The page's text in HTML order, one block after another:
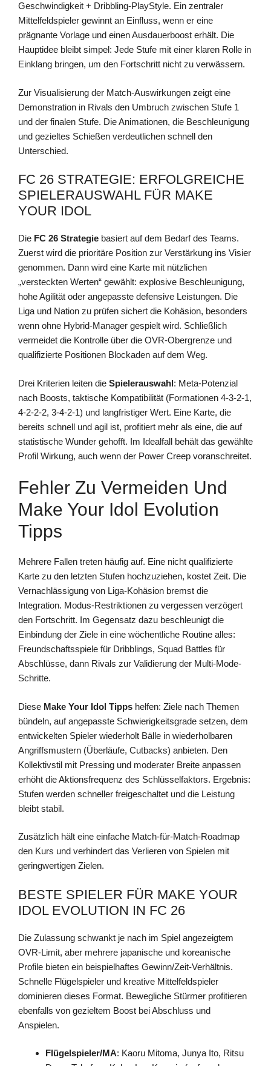
Geschwindigkeit + Dribbling-PlayStyle. Ein zentraler
Mittelfeldspieler gewinnt an Einfluss, wenn er eine
prägnante Vorlage und einen Ausdauerboost erhält. Die
Hauptidee bleibt simpel: Jede Stufe mit einer klaren Rolle in
Einklang bringen, um den Fortschritt nicht zu verwässern.
Zur Visualisierung der Match-Auswirkungen zeigt eine
Demonstration in Rivals den Umbruch zwischen Stufe 1
und der finalen Stufe. Die Animationen, die Beschleunigung
und gezieltes Schießen verdeutlichen schnell den
Unterschied.
FC 26 STRATEGIE: ERFOLGREICHE
SPIELERAUSWAHL FÜR MAKE
YOUR IDOL
Die FC 26 Strategie basiert auf dem Bedarf des Teams.
Zuerst wird die prioritäre Position zur Verstärkung ins Visier
genommen. Dann wird eine Karte mit nützlichen
„versteckten Werten“ gewählt: explosive Beschleunigung,
hohe Agilität oder angepasste defensive Leistungen. Die
Liga und Nation zu prüfen sichert die Kohäsion, besonders
wenn ohne Hybrid-Manager gespielt wird. Schließlich
vermeidet die Kontrolle über die OVR-Obergrenze und
qualifizierte Positionen Blockaden auf dem Weg.
Drei Kriterien leiten die Spielerauswahl: Meta-Potenzial
nach Boosts, taktische Kompatibilität (Formationen 4-3-2-1,
4-2-2-2, 3-4-2-1) und langfristiger Wert. Eine Karte, die
bereits schnell und agil ist, profitiert mehr als eine, die auf
statistische Wunder gehofft. Im Idealfall behält das gewählte
Profil Wirkung, auch wenn der Power Creep voranschreitet.
Fehler Zu Vermeiden Und
Make Your Idol Evolution
Tipps
Mehrere Fallen treten häufig auf. Eine nicht qualifizierte
Karte zu den letzten Stufen hochzuziehen, kostet Zeit. Die
Vernachlässigung von Liga-Kohäsion bremst die
Integration. Modus-Restriktionen zu vergessen verzögert
den Fortschritt. Im Gegensatz dazu beschleunigt die
Einbindung der Ziele in eine wöchentliche Routine alles:
Freundschaftsspiele für Dribblings, Squad Battles für
Abschlüsse, dann Rivals zur Validierung der Multi-Mode-
Schritte.
Diese Make Your Idol Tipps helfen: Ziele nach Themen
bündeln, auf angepasste Schwierigkeitsgrade setzen, dem
entwickelten Spieler wiederholt Bälle in wiederholbaren
Angriffsmustern (Überläufe, Cutbacks) anbieten. Den
Kollektivstil mit Pressing und moderater Breite anpassen
erhöht die Aktionsfrequenz des Schlüsselfaktors. Ergebnis:
Stufen werden schneller freigeschaltet und die Leistung
bleibt stabil.
Zusätzlich hält eine einfache Match-für-Match-Roadmap
den Kurs und verhindert das Verlieren von Spielen mit
geringwertigen Zielen.
BESTE SPIELER FÜR MAKE YOUR
IDOL EVOLUTION IN FC 26
Die Zulassung schwankt je nach im Spiel angezeigtem
OVR-Limit, aber mehrere japanische und koreanische
Profile bieten ein beispielhaftes Gewinn/Zeit-Verhältnis.
Schnelle Flügelspieler und kreative Mittelfeldspieler
dominieren dieses Format. Bewegliche Stürmer profitieren
ebenfalls von gezieltem Boost bei Abschluss und
Anspielen.
Flügelspieler/MA: Kaoru Mitoma, Junya Ito, Ritsu